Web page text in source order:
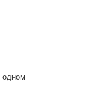
одном